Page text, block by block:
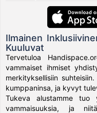
Ilmainen
Kuuluvat
Tervetuloa
vammaiset ihmiset
merkityksellisiin
kumppaninsa, ja kyvyt
Tukeva alustamme tuo
vammaisuuksia, ja